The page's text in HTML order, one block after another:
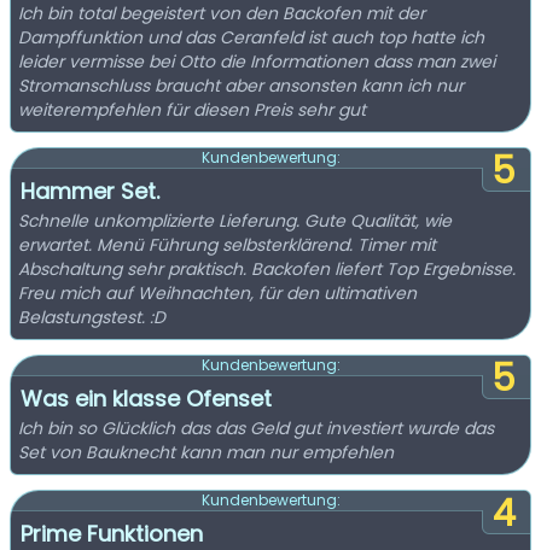
Ich bin total begeistert von den Backofen mit der
Dampffunktion und das Ceranfeld ist auch top hatte ich
leider vermisse bei Otto die Informationen dass man zwei
Stromanschluss braucht aber ansonsten kann ich nur
weiterempfehlen für diesen Preis sehr gut
5
Kundenbewertung:
Hammer Set.
Schnelle unkomplizierte Lieferung. Gute Qualität, wie
erwartet. Menü Führung selbsterklärend. Timer mit
Abschaltung sehr praktisch. Backofen liefert Top Ergebnisse.
Freu mich auf Weihnachten, für den ultimativen
Belastungstest. :D
5
Kundenbewertung:
Was ein klasse Ofenset
Ich bin so Glücklich das das Geld gut investiert wurde das
Set von Bauknecht kann man nur empfehlen
4
Kundenbewertung:
Prime Funktionen